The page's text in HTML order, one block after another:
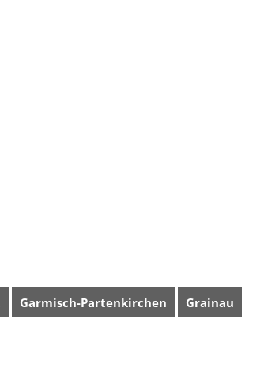
Garmisch-Partenkirchen Grainau